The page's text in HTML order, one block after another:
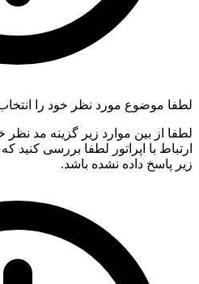
لطفا موضوع مورد نظر خود را
لطفا از بین موارد زیر گزینه مد نظر
ارتباط با اپراتور لطفا بررسی
زیر پاسخ داده نشده باشد.